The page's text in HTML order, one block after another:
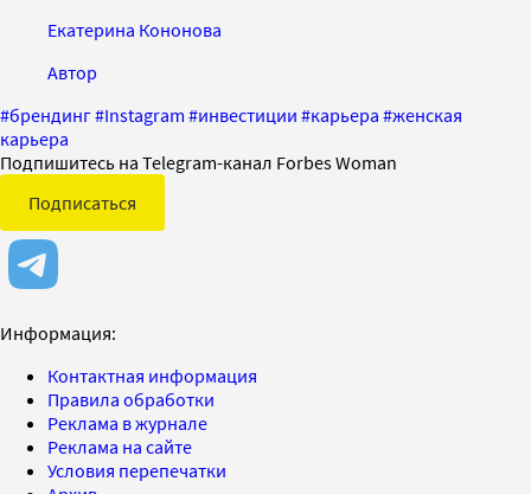
Екатерина Кононова
Автор
#брендинг#Instagram #инвестиции #карьера #женская
карьера
Подпишитесь на Telegram-канал Forbes Woman
Подписаться
Информация:
Контактная информация
Правила обработки
Реклама в журнале
Реклама на сайте
Условия перепечатки